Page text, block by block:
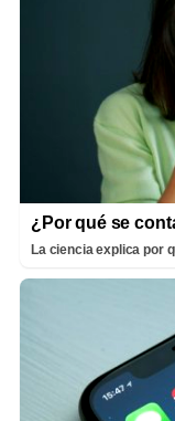
¿Por qué se
La ciencia explica por